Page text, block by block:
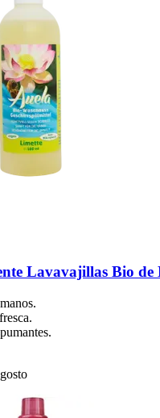
Lavavajillas Bio de